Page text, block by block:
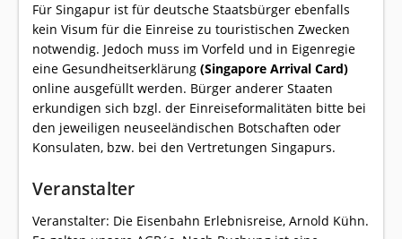
Für Singapur ist für deutsche Staatsbürger ebenfalls
kein Visum für die Einreise zu touristischen Zwecken
notwendig. Jedoch muss im Vorfeld und in Eigenregie
eine Gesundheitserklärung (Singapore Arrival Card)
online ausgefüllt werden. Bürger anderer Staaten
erkundigen sich bzgl. der Einreiseformalitäten bitte bei
den jeweiligen neuseeländischen Botschaften oder
Konsulaten, bzw. bei den Vertretungen Singapurs.
Veranstalter
Veranstalter: Die Eisenbahn Erlebnisreise, Arnold Kühn.